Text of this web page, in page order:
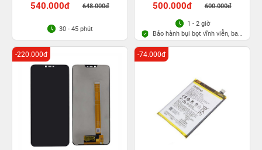
540.000đ 648.000đ
30 - 45 phút
500.000đ 600.000đ
1 - 2 giờ
Bảo hành bụi bọt vĩnh viễn, bao
rơi vỡ kính
-220.000đ -74.000đ